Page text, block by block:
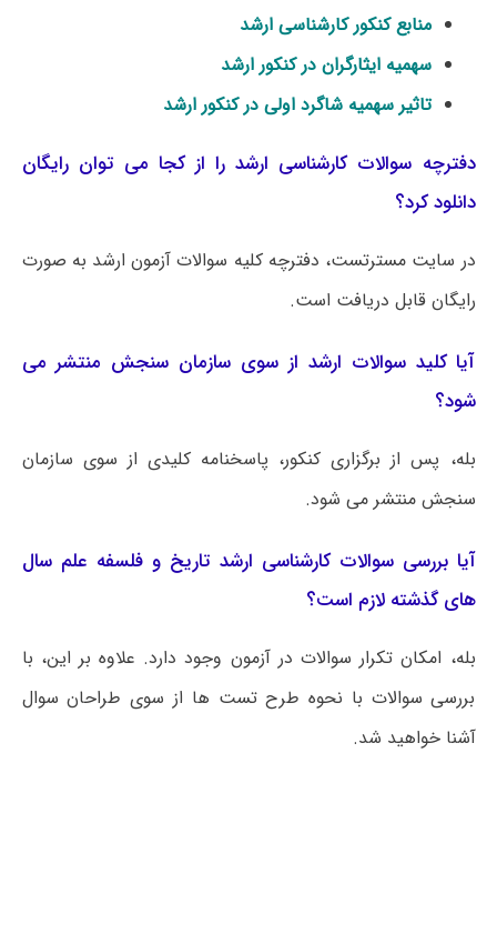
منابع کنکور کارشناسی ارشد
سهمیه ایثارگران در کنکور ارشد
تاثیر سهمیه شاگرد اولی در کنکور ارشد
دفترچه سوالات کارشناسی ارشد را از کجا می توان رایگان
دانلود کرد؟
در سایت مسترتست، دفترچه کلیه سوالات آزمون ارشد به صورت
رایگان قابل دریافت است.
آیا کلید سوالات ارشد از سوی سازمان سنجش منتشر می
شود؟
بله، پس از برگزاری کنکور، پاسخنامه کلیدی از سوی سازمان
سنجش منتشر می شود.
آیا بررسی سوالات کارشناسی ارشد تاریخ و فلسفه علم سال
های گذشته لازم است؟
بله، امکان تکرار سوالات در آزمون وجود دارد. علاوه بر این، با
بررسی سوالات با نحوه طرح تست ها از سوی طراحان سوال
آشنا خواهید شد.